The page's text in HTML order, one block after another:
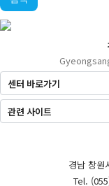
경남 창원
Tel.